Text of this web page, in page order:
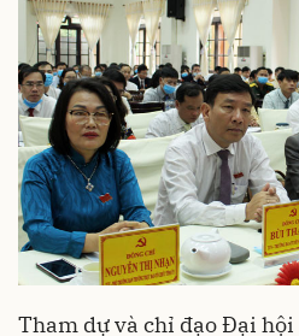
Tham dự và chỉ đạo Đại